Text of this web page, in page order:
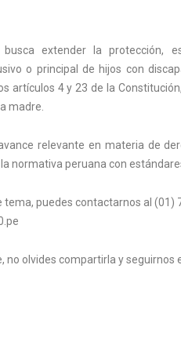
extender la protección,
o principal de hijos con
artículos 4 y 23 de la
madre.
relevante en materia de
normativa peruana con
puedes contactarnos al (01)
olvides compartirla y seguirnos